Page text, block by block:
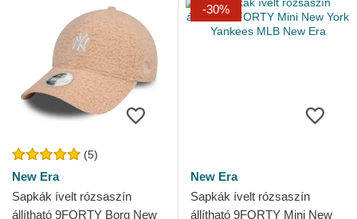
(5)
New Era
Sapkák ívelt rózsaszín
állítható 9FORTY Borg New
-30%
New Era
Sapkák ívelt rózsaszín
állítható 9FORTY Mini New